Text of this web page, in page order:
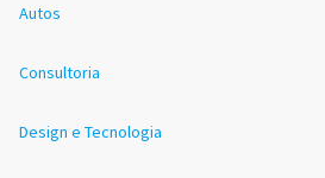
Autos
Consultoria
Design e Tecnologia